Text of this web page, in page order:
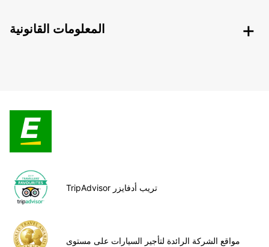
المعلومات القانونية
TripAdvisor تريب أدفايزر
مواقع الشركة الرائدة لتأجير السيارات على مستوى